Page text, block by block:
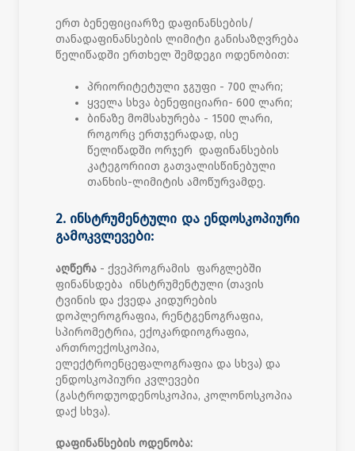
ერთ ბენეფიციარზე დაფინანსების/
თანადაფინანსების ლიმიტი განისაზღვრება
წელიწადში ერთხელ შემდეგი ოდენობით:
პრიორიტეტული ჯგუფი - 700 ლარი;
ყველა სხვა ბენეფიციარი- 600 ლარი;
ბინაზე მომსახურება - 1500 ლარი,
როგორც ერთჯერადად, ისე
წელიწადში ორჯერ დაფინანსების
კატეგორიით გათვალისწინებული
თანხის-ლიმიტის ამოწურვამდე.
2. ინსტრუმენტული და ენდოსკოპიური
გამოკვლევები:
აღწერა - ქვეპროგრამის ფარგლებში
ფინანსდება ინსტრუმენტული (თავის
ტვინის და ქვედა კიდურების
დოპლეროგრაფია, რენტგენოგრაფია,
სპირომეტრია, ექოკარდიოგრაფია,
ართროექოსკოპია,
ელექტროენცეფალოგრაფია და სხვა) და
ენდოსკოპიური კვლევები
(გასტროდუოდენოსკოპია, კოლონოსკოპია
დაქ სხვა).
დაფინანსების ოდენობა: